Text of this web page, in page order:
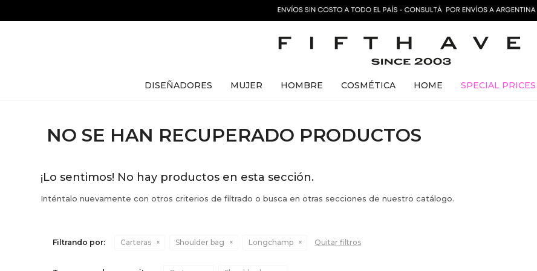
DISEÑADORES MUJER HOMBRE COSMÉTICA HOME SPECIAL PRICES
NO SE HAN RECUPERADO PRODUCTOS
¡Lo sentimos! No hay productos en esta sección.
Inténtalo nuevamente con otros criterios de filtrado o busca en otras secciones de nuestro catálogo.
Filtrando por: Carteras Shoulder bag Longchamp Quitar filtros